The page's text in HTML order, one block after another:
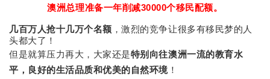
澳洲总理准备一年削减30000个移民配额。
几百万人抢十几万个名额 ，激烈的竞争让很多有移民梦的人
头都大了！
但是就算压力再大，大家还是特别向往澳洲一流的教育水
平，良好的生活品质和优美的自然环境 ！